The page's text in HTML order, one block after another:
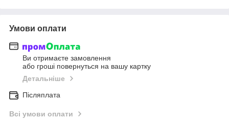
Умови оплати
Ви отримаєте замовлення
або гроші повернуться на вашу картку
Детальніше
Післяплата
Всі умови оплати